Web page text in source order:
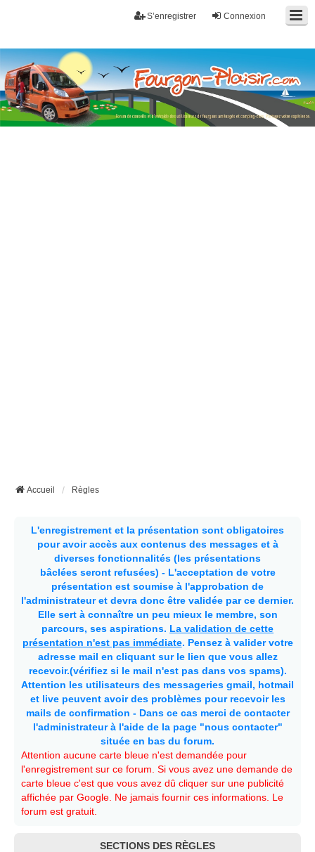
Connexion
S’enregistrer
Fourgon-plaisir.com
Forum de conseils et d'entraide des utilisateurs de fourgons, fourgons
aménagés, vans et de camping-car. Partagez votre expérience.
Accueil Règles
L'enregistrement et la présentation sont obligatoires
pour avoir accès aux contenus des messages et à
diverses fonctionnalités (les présentations
bâclées seront refusées) - L'acceptation de votre
présentation est soumise à l'approbation de
l'administrateur et devra donc être validée par ce dernier.
Elle sert à connaître un peu mieux le membre, son
parcours, ses aspirations. La validation de cette
présentation n'est pas immédiate. Pensez à valider votre
adresse mail en cliquant sur le lien que vous allez
recevoir.(vérifiez si le mail n'est pas dans vos spams).
Attention les utilisateurs des messageries gmail, hotmail
et live peuvent avoir des problèmes pour recevoir les
mails de confirmation - Dans ce cas merci de contacter
l'administrateur à l'aide de la page "nous contacter"
située en bas du forum.
Attention aucune carte bleue n'est demandée pour
l'enregistrement sur ce forum. Si vous avez une demande de
carte bleue c'est que vous avez dû cliquer sur une publicité
affichée par Google. Ne jamais fournir ces informations. Le
forum est gratuit.
SECTIONS DES RÈGLES